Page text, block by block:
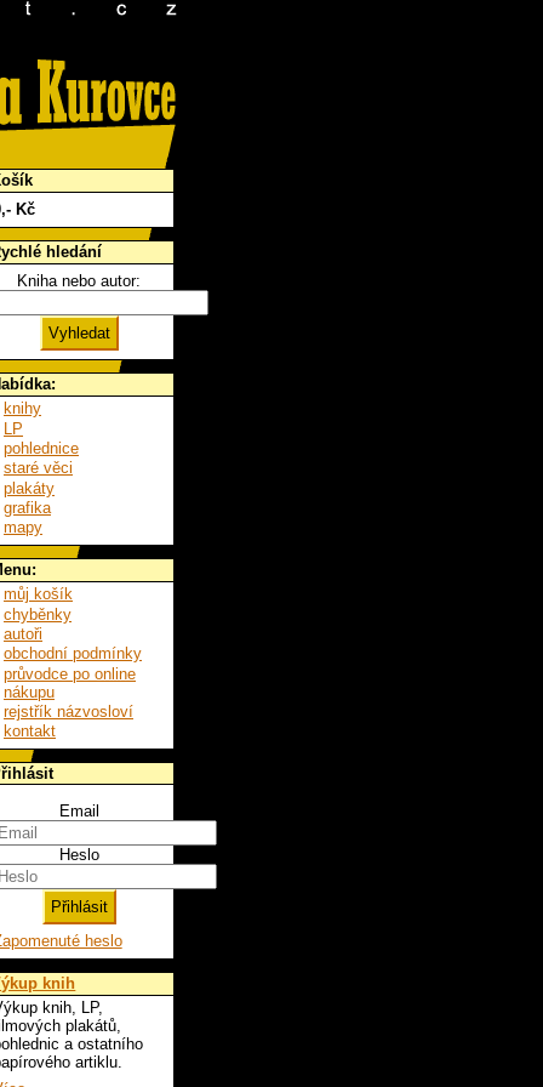
,- Kč
hledání
Kniha nebo autor:
knihy
LP
pohlednice
staré věci
plakáty
grafika
mapy
můj košík
chyběnky
autoři
obchodní podmínky
průvodce po online
nákupu
rejstřík názvosloví
kontakt
Email
Heslo
heslo
knih
knih, LP,
plakátů,
a ostatního
artiklu.